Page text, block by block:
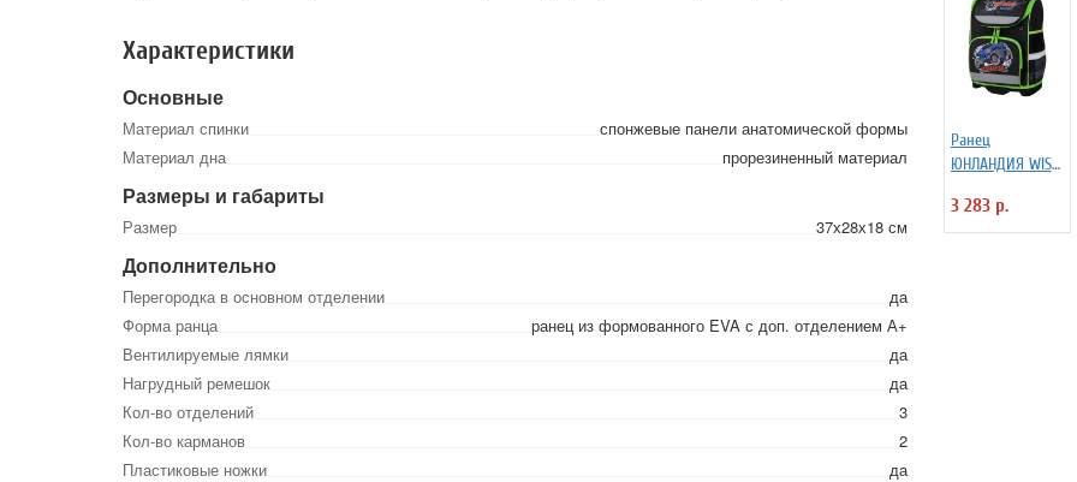
Характеристики
Основные
Материал спинки
спонжевые панели анатомической формы
Материал дна
прорезиненный материал
Размеры и габариты
Размер 37х28х18 см
Дополнительно
Перегородка в основном отделении
да
Форма ранца
ранец из формованного EVA с доп. отделением А+
Вентилируемые лямки
да
Нагрудный ремешок
да
Кол-во отделений
3
Кол-во карманов
2
Пластиковые ножки
да
Ранец
ЮНЛАНДИЯ WISE,
кармана,
устойчивое дно,
3 283 р.